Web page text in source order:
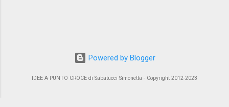
Powered by Blogger
IDEE A PUNTO CROCE di Sabatucci Simonetta - Copyright 2012-2023